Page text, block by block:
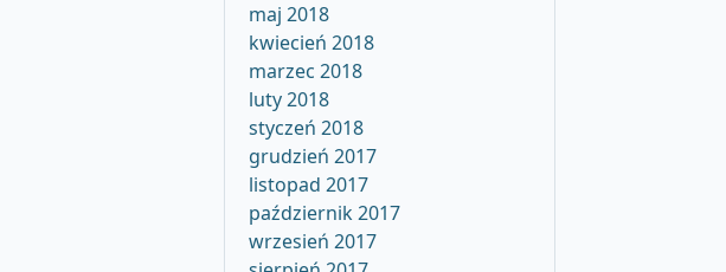
maj 2018
kwiecień 2018
marzec 2018
luty 2018
styczeń 2018
grudzień 2017
listopad 2017
październik 2017
wrzesień 2017